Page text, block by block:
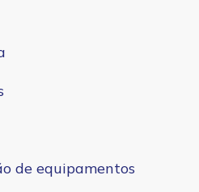
de equipamentos